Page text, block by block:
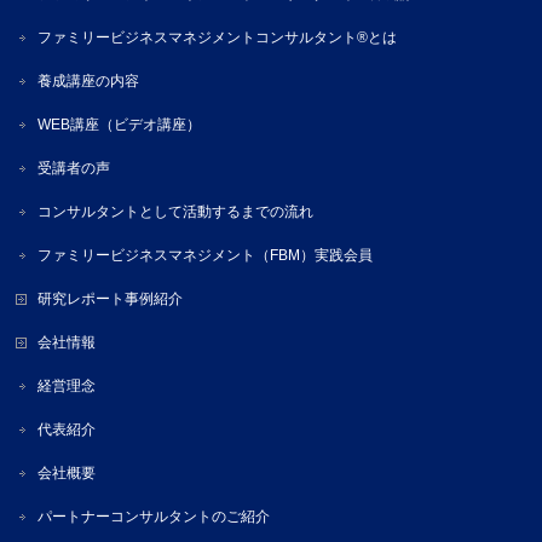
ファミリービジネスマネジメントコンサルタント®とは
養成講座の内容
WEB講座（ビデオ講座）
受講者の声
コンサルタントとして活動するまでの流れ
ファミリービジネスマネジメント（FBM）実践会員
研究レポート事例紹介
会社情報
経営理念
代表紹介
会社概要
パートナーコンサルタントのご紹介